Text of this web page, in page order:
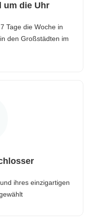
um die Uhr
Tage die Woche in
den Großstädten im
ihres einzigartigen